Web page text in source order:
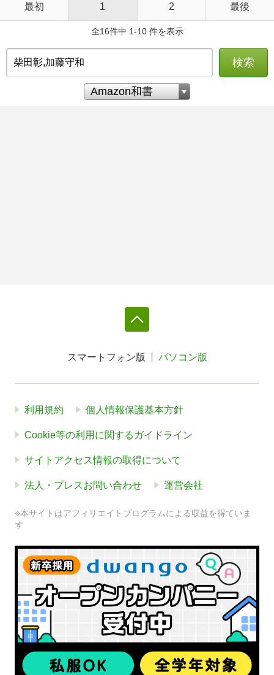
最初 1 2 最後
全16件中 1-10 件を表示
検索
スマートフォン版 パソコン版
利用規約 個人情報保護基本方針
Cookie等の利用に関するガイドライン
サイトアクセス情報の取得について
法人・プレスお問い合わせ 運営会社
※本サイトはアフィリエイトプログラムによる収益を得ていま
す